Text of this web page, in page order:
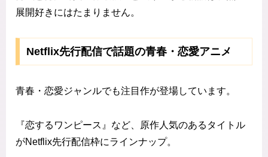
展開好きにはたまりません。
Netflix先行配信で話題の青春・恋愛アニメ
青春・恋愛ジャンルでも注目作が登場しています。
『恋するワンピース』など、原作人気のあるタイトル
がNetflix先行配信枠にラインナップ。